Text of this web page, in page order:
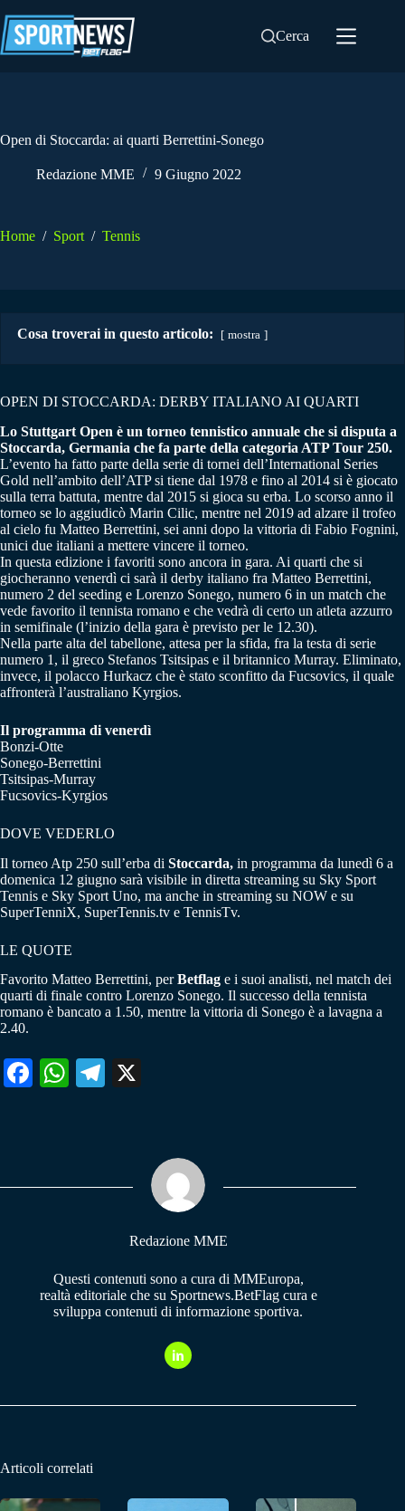
al
contenuto
Cerca
Open di Stoccarda: ai quarti Berrettini-Sonego
Redazione MME 9 Giugno 2022
Home / Sport / Tennis
Cosa troverai in questo articolo: mostra
OPEN DI STOCCARDA: DERBY ITALIANO AI QUARTI
Lo Stuttgart Open è un torneo tennistico annuale che si disputa a
Stoccarda, Germania che fa parte della categoria ATP Tour 250.
L’evento ha fatto parte della serie di tornei dell’International Series
Gold nell’ambito dell’ATP si tiene dal 1978 e fino al 2014 si è giocato
sulla terra battuta, mentre dal 2015 si gioca su erba. Lo scorso anno il
torneo se lo aggiudicò Marin Cilic, mentre nel 2019 ad alzare il trofeo
al cielo fu Matteo Berrettini, sei anni dopo la vittoria di Fabio Fognini,
unici due italiani a mettere vincere il torneo.
In questa edizione i favoriti sono ancora in gara. Ai quarti che si
giocheranno venerdì ci sarà il derby italiano fra Matteo Berrettini,
numero 2 del seeding e Lorenzo Sonego, numero 6 in un match che
vede favorito il tennista romano e che vedrà di certo un atleta azzurro
in semifinale (l’inizio della gara è previsto per le 12.30).
Nella parte alta del tabellone, attesa per la sfida, fra la testa di serie
numero 1, il greco Stefanos Tsitsipas e il britannico Murray. Eliminato,
invece, il polacco Hurkacz che è stato sconfitto da Fucsovics, il quale
affronterà l’australiano Kyrgios.
Il programma di venerdì
Bonzi-Otte
Sonego-Berrettini
Tsitsipas-Murray
Fucsovics-Kyrgios
DOVE VEDERLO
Il torneo Atp 250 sull’erba di Stoccarda, in programma da lunedì 6 a
domenica 12 giugno sarà visibile in diretta streaming su Sky Sport
Tennis e Sky Sport Uno, ma anche in streaming su NOW e su
SuperTenniX, SuperTennis.tv e TennisTv.
LE QUOTE
Favorito Matteo Berrettini, perBetflag e i suoi analisti, nel match dei
quarti di finale contro Lorenzo Sonego. Il successo della tennista
romano è bancato a 1.50, mentre la vittoria di Sonego è a lavagna a
2.40.
Fa W
pp
Te
m
Redazione MME
Questi contenuti sono a cura di MMEuropa,
realtà editoriale che su Sportnews.BetFlag cura e
sviluppa contenuti di informazione sportiva.
Articoli correlati